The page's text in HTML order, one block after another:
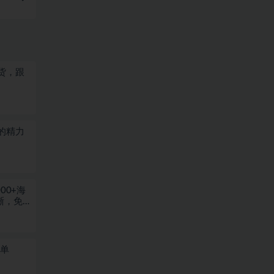
，跟
精力
海
，免